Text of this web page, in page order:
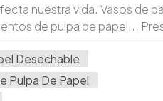
nuestra vida. Vasos de
de pulpa de papel...
papel desechable - ¡La
adiós a la vajilla
que no solo te facilita la
ambiente. Nuestra Vajilla
Desechable
Pulpa De Papel